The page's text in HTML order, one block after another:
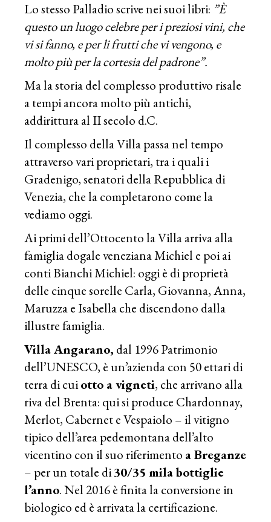
Lo stesso Palladio scrive nei suoi libri: ”È
questo un luogo celebre per i preziosi vini, che
vi si fanno, e per li frutti che vi vengono, e
molto più per la cortesia del padrone”.
Ma la storia del complesso produttivo risale
a tempi ancora molto più antichi,
addirittura al II secolo d.C.
Il complesso della Villa passa nel tempo
attraverso vari proprietari, tra i quali i
Gradenigo, senatori della Repubblica di
Venezia, che la completarono come la
vediamo oggi.
Ai primi dell’Ottocento la Villa arriva alla
famiglia dogale veneziana Michiel e poi ai
conti Bianchi Michiel: oggi è di proprietà
delle cinque sorelle Carla, Giovanna, Anna,
Maruzza e Isabella che discendono dalla
illustre famiglia.
Villa Angarano, dal 1996 Patrimonio
dell’UNESCO, è un’azienda con 50 ettari di
terra di cuiotto a vigneti, che arrivano alla
riva del Brenta: qui si produce Chardonnay,
Merlot, Cabernet e Vespaiolo – il vitigno
tipico dell’area pedemontana dell’alto
vicentino con il suo riferimento a Breganze
– per un totale di30/35 mila bottiglie
l’anno. Nel 2016 è finita la conversione in
biologico ed è arrivata la certificazione.